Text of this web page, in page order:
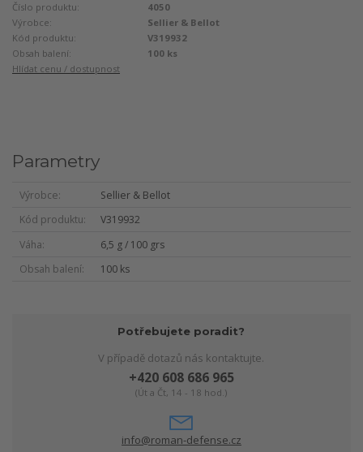
Číslo produktu:
4050
Výrobce:
Sellier & Bellot
Kód produktu:
V319932
Obsah balení:
100 ks
Hlídat cenu / dostupnost
Parametry
Výrobce
Sellier & Bellot
Kód produktu
V319932
Váha
6,5 g / 100 grs
Obsah balení
100 ks
Potřebujete poradit?
V případě dotazů nás kontaktujte.
+420 608 686 965
(Út a Čt, 14 - 18 hod.)
info@roman-defense.cz